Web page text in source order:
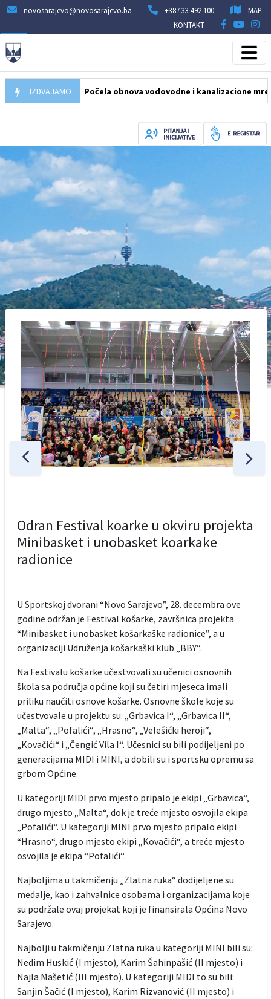
novosarajevo@novosarajevo.ba +387 33 492 100
MAP
KONTAKT
IZDVAJAMO
05.08.2026 Počela obnova vodovodne i kanalizacione mreže u
Odran Festival koarke u okviru projekta
Minibasket i unobasket koarkake
radionice
U Sportskoj dvorani “Novo Sarajevo”, 28. decembra ove
godine održan je Festival košarke, završnica projekta
“Minibasket i unobasket košarkaške radionice”, a u
organizaciji Udruženja košarkaški klub „BBY“.
Na Festivalu košarke učestvovali su učenici osnovnih
škola sa područja općine koji su četiri mjeseca imali
priliku naučiti osnove košarke. Osnovne škole koje su
učestvovale u projektu su: „Grbavica I“, „Grbavica II“,
„Malta“, „Pofalići“, „Hrasno“, „Velešićki heroji“,
„Kovačići“ i „Čengić Vila I“. Učesnici su bili podijeljeni po
generacijama MIDI i MINI, a dobili su i sportsku opremu sa
grbom Općine.
U kategoriji MIDI prvo mjesto pripalo je ekipi „Grbavica“,
drugo mjesto „Malta“, dok je treće mjesto osvojila ekipa
„Pofalići“. U kategoriji MINI prvo mjesto pripalo ekipi
“Hrasno“, drugo mjesto ekipi „Kovačići“, a treće mjesto
osvojila je ekipa “Pofalići“.
Najboljima u takmičenju „Zlatna ruka“ dodijeljene su
medalje, kao i zahvalnice osobama i organizacijama koje
su podržale ovaj projekat koji je finansirala Općina Novo
Sarajevo.
Najbolji u takmičenju Zlatna ruka u kategoriji MINI bili su:
Nedim Huskić (I mjesto), Karim Šahinpašić (II mjesto) i
Najla Mašetić (III mjesto). U kategoriji MIDI to su bili:
Sanjin Šačić (I mjesto), Karim Rizvanović (II mjesto) i